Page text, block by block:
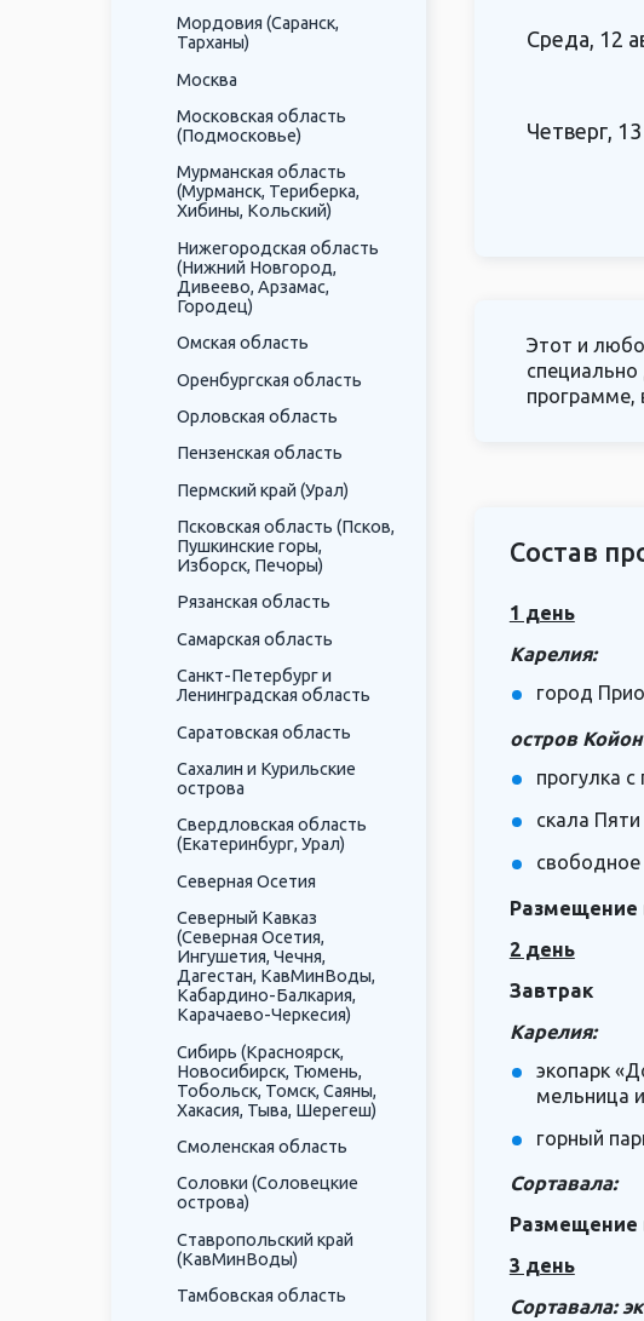
Мордовия (Саранск,
Тарханы)
Москва
Московская область
(Подмосковье)
Мурманская область
(Мурманск, Териберка,
Хибины, Кольский)
Нижегородская область
(Нижний Новгород,
Дивеево, Арзамас,
Городец)
Омская область
Оренбургская область
Орловская область
Пензенская область
Пермский край (Урал)
Псковская область (Псков,
Пушкинские горы,
Изборск, Печоры)
Рязанская область
Самарская область
Санкт-Петербург и
Ленинградская область
Саратовская область
Сахалин и Курильские
острова
Свердловская область
(Екатеринбург, Урал)
Северная Осетия
Северный Кавказ
(Северная Осетия,
Ингушетия, Чечня,
Дагестан, КавМинВоды,
Кабардино-Балкария,
Карачаево-Черкесия)
Сибирь (Красноярск,
Новосибирск, Тюмень,
Тобольск, Томск, Саяны,
Хакасия, Тыва, Шерегеш)
Смоленская область
Соловки (Соловецкие
острова)
Ставропольский край
(КавМинВоды)
Тамбовская область
Среда, 12
Четверг,
Этот и
программе,
Состав
1 день
Карелия:
город
остров
прогулка
скала Пяти
Размещение
2 день
Завтрак
Карелия:
экопарк
мельница
горный
Сортавала:
Размещение
3 день
Сортавала: